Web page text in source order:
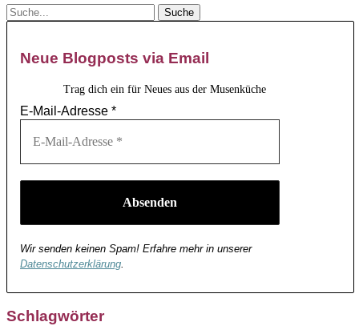
Neue Blogposts via Email
Trag dich ein für Neues aus der Musenküche
E-Mail-Adresse *
Wir senden keinen Spam! Erfahre mehr in unserer
Datenschutzerklärung
Schlagwörter